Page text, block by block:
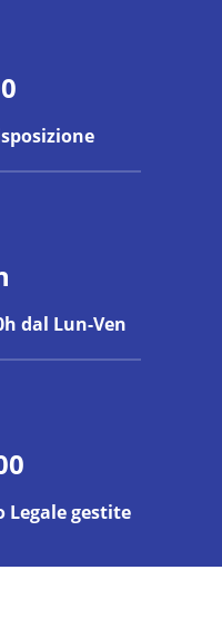
dal Lun-Ven
Legale gestite